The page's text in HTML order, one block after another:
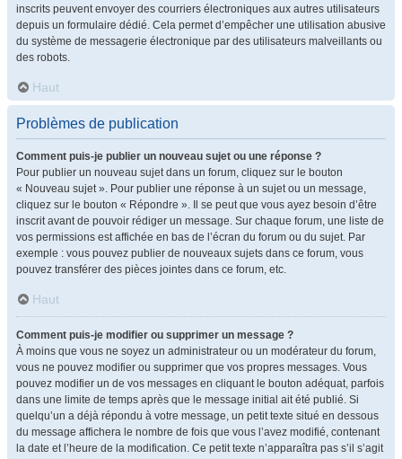
inscrits peuvent envoyer des courriers électroniques aux autres utilisateurs
depuis un formulaire dédié. Cela permet d’empêcher une utilisation abusive
du système de messagerie électronique par des utilisateurs malveillants ou
des robots.
Haut
Problèmes de publication
Comment puis-je publier un nouveau sujet ou une réponse ?
Pour publier un nouveau sujet dans un forum, cliquez sur le bouton
« Nouveau sujet ». Pour publier une réponse à un sujet ou un message,
cliquez sur le bouton « Répondre ». Il se peut que vous ayez besoin d’être
inscrit avant de pouvoir rédiger un message. Sur chaque forum, une liste de
vos permissions est affichée en bas de l’écran du forum ou du sujet. Par
exemple : vous pouvez publier de nouveaux sujets dans ce forum, vous
pouvez transférer des pièces jointes dans ce forum, etc.
Haut
Comment puis-je modifier ou supprimer un message ?
À moins que vous ne soyez un administrateur ou un modérateur du forum,
vous ne pouvez modifier ou supprimer que vos propres messages. Vous
pouvez modifier un de vos messages en cliquant le bouton adéquat, parfois
dans une limite de temps après que le message initial ait été publié. Si
quelqu’un a déjà répondu à votre message, un petit texte situé en dessous
du message affichera le nombre de fois que vous l’avez modifié, contenant
la date et l’heure de la modification. Ce petit texte n’apparaîtra pas s’il s’agit